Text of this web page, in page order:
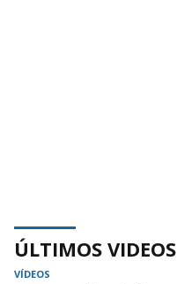
ÚLTIMOS VIDEOS
VÍDEOS